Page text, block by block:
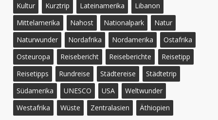
Kultur
Kurztrip Lateinamerika
Libanon
Mittelamerika
Nahost Nationalpark
Natur
Naturwunder
Nordafrika Nordamerika
Ostafrika
Osteuropa
Reisebericht Reiseberichte
Reisetipp
Reisetipps
Rundreise Städtereise
Städtetrip
Südamerika
UNESCO USA
Weltwunder
Westafrika
Wüste Zentralasien Äthiopien